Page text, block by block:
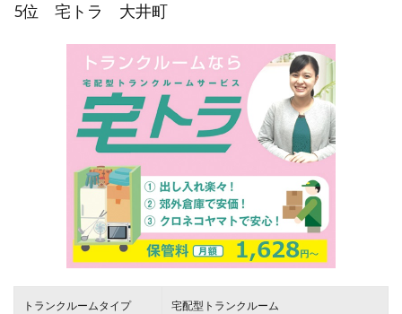
5位 宅トラ 大井町
トランクルームタイプ 宅配型トランクルーム